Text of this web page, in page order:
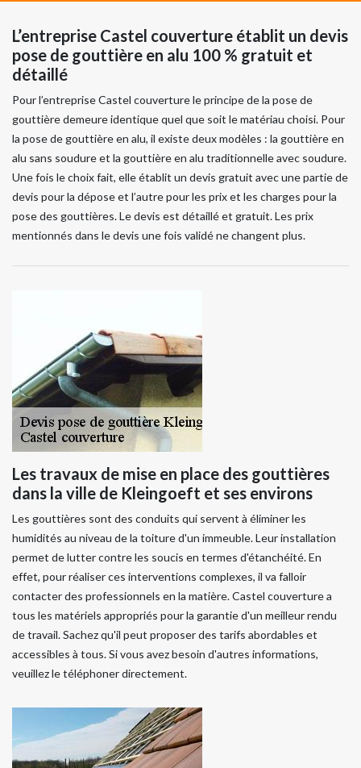
L’entreprise Castel couverture établit un devis
pose de gouttière en alu 100 % gratuit et
détaillé
Pour l’entreprise Castel couverture le principe de la pose de
gouttière demeure identique quel que soit le matériau choisi. Pour
la pose de gouttière en alu, il existe deux modèles : la gouttière en
alu sans soudure et la gouttière en alu traditionnelle avec soudure.
Une fois le choix fait, elle établit un devis gratuit avec une partie de
devis pour la dépose et l’autre pour les prix et les charges pour la
pose des gouttières. Le devis est détaillé et gratuit. Les prix
mentionnés dans le devis une fois validé ne changent plus.
Les travaux de mise en place des gouttières
dans la ville de Kleingoeft et ses environs
Les gouttières sont des conduits qui servent à éliminer les
humidités au niveau de la toiture d'un immeuble. Leur installation
permet de lutter contre les soucis en termes d'étanchéité. En
effet, pour réaliser ces interventions complexes, il va falloir
contacter des professionnels en la matière. Castel couverture a
tous les matériels appropriés pour la garantie d'un meilleur rendu
de travail. Sachez qu'il peut proposer des tarifs abordables et
accessibles à tous. Si vous avez besoin d'autres informations,
veuillez le téléphoner directement.